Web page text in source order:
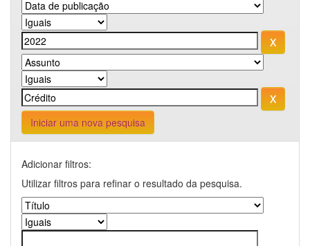
Iniciar uma nova pesquisa
Adicionar filtros:
Utilizar filtros para refinar o resultado da pesquisa.